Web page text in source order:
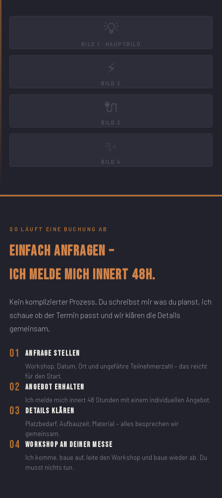
💡
BILD 1 · HAUPTBILD
⚡
BILD 2
🔌
BILD 3
✨
BILD 4
SO LÄUFT EINE BUCHUNG AB
Einfach anfragen –
ich melde mich innert 48h.
Kein komplizierter Prozess. Du schreibst mir was du planst, ich
schaue ob der Termin passt und wir klären die Details
gemeinsam.
01 Anfrage stellen
Workshop, Datum, Ort und ungefähre Teilnehmerzahl – das reicht
für den Start.
02 Angebot erhalten
Ich melde mich innert 48 Stunden mit einem individuellen Angebot.
03 Details klären
Platzbedarf, Aufbauzeit, Material – alles besprechen wir
gemeinsam.
04 Workshop an deiner Messe
Ich komme, baue auf, leite den Workshop und baue wieder ab. Du
musst nichts tun.